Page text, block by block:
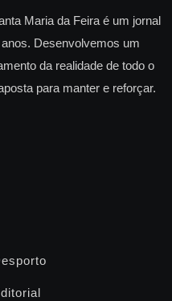
Maria da Feira é um jornal
Desenvolvemos um
da realidade de todo o
para manter e reforçar.